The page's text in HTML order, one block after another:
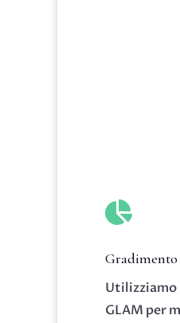

Gradimento
GLAM per